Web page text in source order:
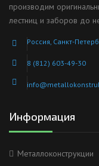
производим
лестниц и заборов до
Россия, Санкт-
8 (812) 603-49-30
Информация
Металлоконструкции